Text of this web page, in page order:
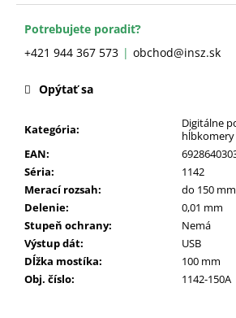
Potrebujete poradiť?
+421 944 367 573
obchod@insz.sk
Kategória:
Digitálne
hĺbkomery
EAN:
Séria:
1142
Merací rozsah:
do 150 mm
Delenie:
0,01 mm
Stupeň ochrany:
Nemá
Výstup dát:
USB
Dĺžka mostíka:
100 mm
Obj. číslo: 1142-150A
Opýtať sa
m
e